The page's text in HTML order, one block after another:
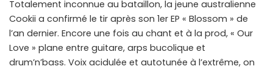
Totalement inconnue au bataillon, la jeune australienne
Cookii a confirmé le tir après son 1er EP « Blossom » de
l’an dernier. Encore une fois au chant et à la prod, « Our
Love » plane entre guitare, arps bucolique et
drum’n’bass. Voix acidulée et autotunée à l’extrême, on